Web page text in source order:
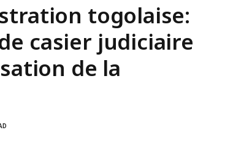
togolaise:
casier judiciaire
de la